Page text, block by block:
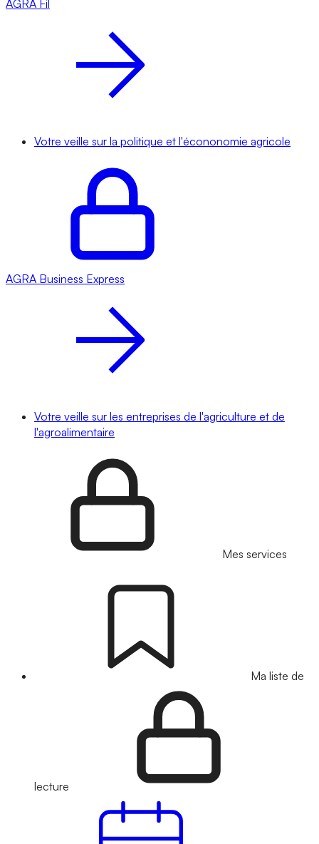
AGRA Fil
Votre veille sur la politique et l'écononomie agricole
AGRA Business Express
Votre veille sur les entreprises de l'agriculture et de
l'agroalimentaire
Mes services
Ma liste de
lecture